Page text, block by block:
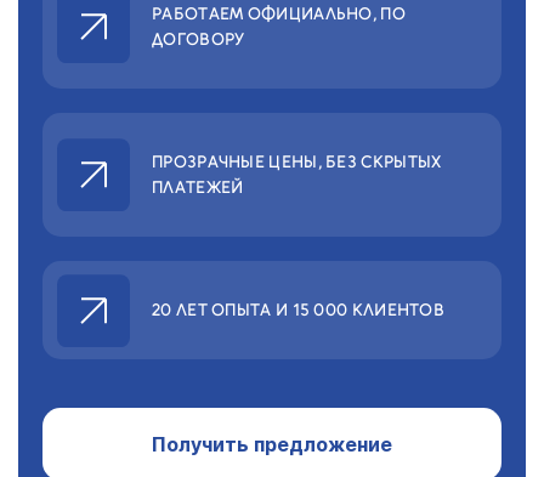
РАБОТАЕМ ОФИЦИАЛЬНО, ПО
ДОГОВОРУ
ПРОЗРАЧНЫЕ ЦЕНЫ,БЕЗ СКРЫТЫХ
ПЛАТЕЖЕЙ
20 ЛЕТ ОПЫТА И 15 000 КЛИЕНТОВ
Получить предложение